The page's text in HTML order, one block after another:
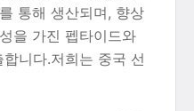
통해 생산되며, 향상
을 가진 펩타이드와
니다.저희는 중국 선